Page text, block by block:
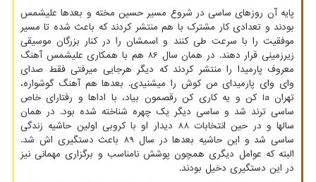
پایه آن روزهای ساسی در شروع مسیر حسین مخته و بعدها علیشمس
بودند و تعدادی کار مشترک با هم منتشر کردند که باعث شده تا مسیر
موفقیت را با سرعت طی کنند و اسمشان را در کنار بزرگان موسیقی
زیرزمینی قرار دهند. در همان سال 86 هم با همکاری علیشمس آهنگ
معروف پارمیدا را منتشر کردند که دیگر هرجایی میرفتی فقط صدای
وای وای پارمیدای من کوش را میشنیدی. بعدها هم آهنگ گوشواره،
تهران la کن و یه کاری کن رقصمون بیاد، با اداها و رفتارای خاص
ساسی ترند شد و ساسی دیگر یک چهره شناخته شده بود. در همان
سالها و در حین انتخابات 88 دیدار او با کروبی اولین حاشیه زندگی
ساسی شد و این حاشیه بعدها در سال 89 باعث دستگیری اش شد.
البته که عوامل دیگری همچون پوشش نامناسب و برگزاری مهمانی نیز
در این دستگیری دخیل بودند.